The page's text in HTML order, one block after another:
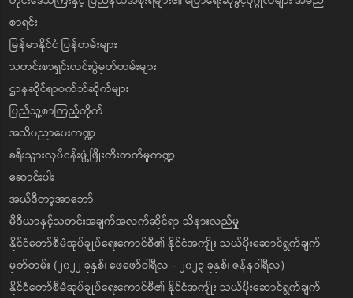
စာရင်း
မြန်မာနိုင်ငံ ပြန်တမ်းများ
သတင်းစာရှင်းလင်းပွဲမှတ်တမ်းများ
ဌာနဆိုင်ရာဝက်ဘ်ဆိုက်များ
ပြည်သူ့စာကြည့်တိုက်
အသိပညာပေးကဏ္ဍ
ခရီးသွားလုပ်ငန်းဖွံ့ဖြိုးတိုးတက်မှုကဏ္ဍ
ဆောင်းပါး
အယ်ဒီတာ့အာဘော်
မီဒီယာနှင့်သတင်းအချက်အလက်ဆိုင်ရာ သိနားလည်မှု
နိုင်ငံတော်စီမံအုပ်ချုပ်ရေးကောင်စီ၏ နိုင်ငံအကျိုး သယ်ပိုးဆောင်ရွက်ချက်
မှတ်တမ်း (၂၀၂၂ ခုနှစ်၊ ဖေဖော်ဝါရီလ - ၂၀၂၃ ခုနှစ်၊ ဇန်နဝါရီလ)
နိုင်ငံတော်စီမံအုပ်ချုပ်ရေးကောင်စီ၏ နိုင်ငံအကျိုး သယ်ပိုးဆောင်ရွက်ချက်